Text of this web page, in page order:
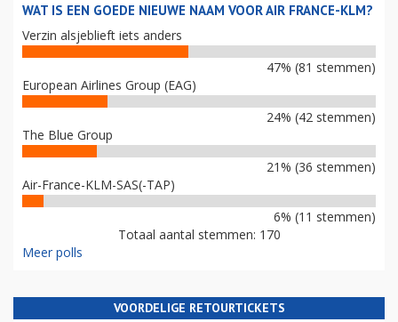
WAT IS EEN GOEDE NIEUWE NAAM VOOR AIR FRANCE-KLM?
Verzin alsjeblieft iets anders
47% (81 stemmen)
European Airlines Group (EAG)
24% (42 stemmen)
The Blue Group
21% (36 stemmen)
Air-France-KLM-SAS(-TAP)
6% (11 stemmen)
Totaal aantal stemmen: 170
Meer polls
VOORDELIGE RETOURTICKETS